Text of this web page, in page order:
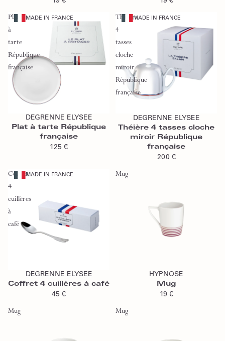
Plat
à
tarte
République
française
MADE IN FRANCE
Ajouter au panier
DEGRENNE ELYSEE
Plat à tarte République
française
125 €
Théière
4
tasses
cloche
miroir
République
française
MADE IN FRANCE
Ajouter au panier
DEGRENNE ELYSEE
Théière 4 tasses cloche
miroir République
française
200 €
Coffret
4
cuillères
à
café
MADE IN FRANCE
DEGRENNE ELYSEE
Coffret 4 cuillères à café
45 €
Mug
HYPNOSE
Mug
19 €
Mug Mug